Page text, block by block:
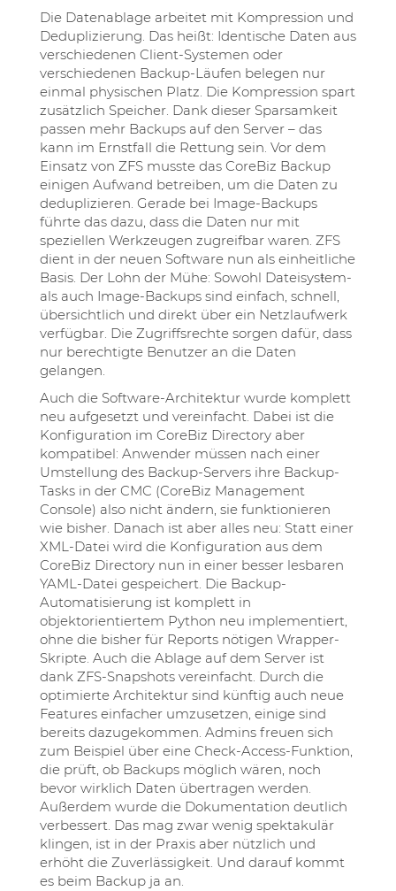
Die Datenablage arbeitet mit Kompression und
Deduplizierung. Das heißt: Identische Daten aus
verschiedenen Client-Systemen oder
verschiedenen Backup-Läufen belegen nur
einmal physischen Platz. Die Kompression spart
zusätzlich Speicher. Dank dieser Sparsamkeit
passen mehr Backups auf den Server – das
kann im Ernstfall die Rettung sein. Vor dem
Einsatz von ZFS musste das CoreBiz Backup
einigen Aufwand betreiben, um die Daten zu
deduplizieren. Gerade bei Image-Backups
führte das dazu, dass die Daten nur mit
speziellen Werkzeugen zugreifbar waren. ZFS
dient in der neuen Software nun als einheitliche
Basis. Der Lohn der Mühe: Sowohl Dateisysŧem-
als auch Image-Backups sind einfach, schnell,
übersichtlich und direkt über ein Netzlaufwerk
verfügbar. Die Zugriffsrechte sorgen dafür, dass
nur berechtigte Benutzer an die Daten
gelangen.
Auch die Software-Architektur wurde komplett
neu aufgesetzt und vereinfacht. Dabei ist die
Konfiguration im CoreBiz Directory aber
kompatibel: Anwender müssen nach einer
Umstellung des Backup-Servers ihre Backup-
Tasks in der CMC (CoreBiz Management
Console) also nicht ändern, sie funktionieren
wie bisher. Danach ist aber alles neu: Statt einer
XML-Datei wird die Konfiguration aus dem
CoreBiz Directory nun in einer besser lesbaren
YAML-Datei gespeichert. Die Backup-
Automatisierung ist komplett in
objektorientiertem Python neu implementiert,
ohne die bisher für Reports nötigen Wrapper-
Skripte. Auch die Ablage auf dem Server ist
dank ZFS-Snapshots vereinfacht. Durch die
optimierte Architektur sind künftig auch neue
Features einfacher umzusetzen, einige sind
bereits dazugekommen. Admins freuen sich
zum Beispiel über eine Check-Access-Funktion,
die prüft, ob Backups möglich wären, noch
bevor wirklich Daten übertragen werden.
Außerdem wurde die Dokumentation deutlich
verbessert. Das mag zwar wenig spektakulär
klingen, ist in der Praxis aber nützlich und
erhöht die Zuverlässigkeit. Und darauf kommt
es beim Backup ja an.